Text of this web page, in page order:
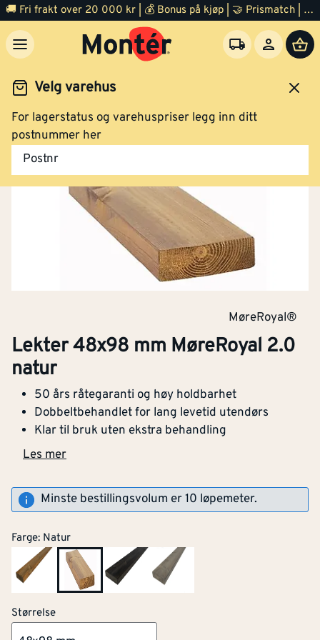
🚚 Fri frakt over 20 000 kr | 💰 Bonus på kjøp | 🤝 Prismatch | ⭐ 100% fornøyd garanti | 🏪 140 byggevarehus
Velg varehus
For lagerstatus og varehuspriser legg inn ditt
postnummer her
Postnr
Trelast Lekter
MøreRoyal®
Lekter 48x98 mm MøreRoyal 2.0
natur
50 års råtegaranti og høy holdbarhet
Dobbeltbehandlet for lang levetid utendørs
Klar til bruk uten ekstra behandling
Les mer
Minste bestillingsvolum er 10 løpemeter.
Farge: Natur
Størrelse
NOBB
60812147
Artikkelnummer 101986549
Bredde [mm] 98
Tykkelse [mm]
CE-merket Ja
Antall bearbeidede
sider
[stk]
4
Brannbeskyttelsesbehand
let